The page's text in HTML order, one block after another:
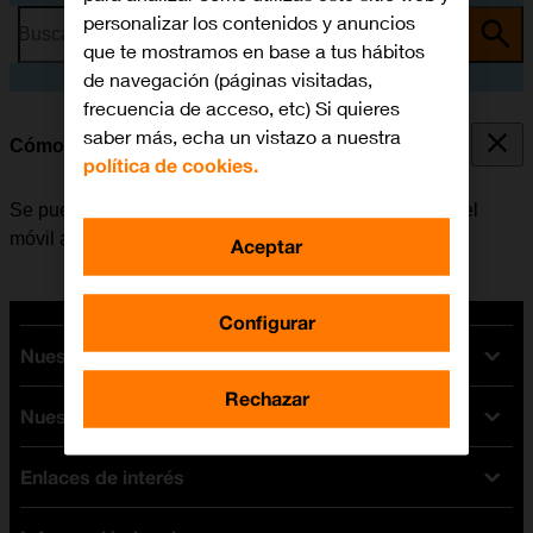
Busca por problema o tema
Cómo seleccionar el timbre de llamada
Se puede seleccionar el timbre de llamada que emite el
móvil al recibir una llamada.
Nuestras tarifas
Tarifas Orange
Tarifas fibra y móvil
Tarifas móviles
Tarifas internet y fibra
Nuestros dispositivos
Ofertas en móviles
iPhone
Enlaces de interés
personalizar los contenidos y anuncios
que te mostramos en base a tus hábitos
de navegación (páginas visitadas,
frecuencia de acceso, etc) Si quieres
saber más, echa un vistazo a nuestra
política de cookies.
Configurar
Rechazar
Aceptar